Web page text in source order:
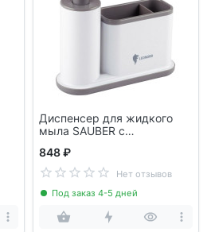
Диспенсер для жидкого
мыла SAUBER с
РЫЖИЙ КОТ 105845
848 ₽
Нет отзывов
Под заказ 4-5 дней